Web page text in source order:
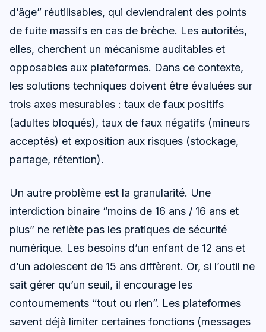
d’âge” réutilisables, qui deviendraient des points
de fuite massifs en cas de brèche. Les autorités,
elles, cherchent un mécanisme auditables et
opposables aux plateformes. Dans ce contexte,
les solutions techniques doivent être évaluées sur
trois axes mesurables : taux de faux positifs
(adultes bloqués), taux de faux négatifs (mineurs
acceptés) et exposition aux risques (stockage,
partage, rétention).
Un autre problème est la granularité. Une
interdiction binaire “moins de 16 ans / 16 ans et
plus” ne reflète pas les pratiques de sécurité
numérique. Les besoins d’un enfant de 12 ans et
d’un adolescent de 15 ans diffèrent. Or, si l’outil ne
sait gérer qu’un seuil, il encourage les
contournements “tout ou rien”. Les plateformes
savent déjà limiter certaines fonctions (messages